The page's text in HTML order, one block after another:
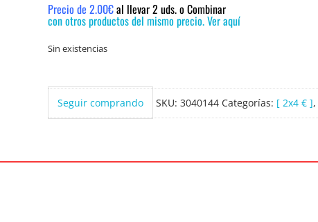
Precio de 2.00€al llevar 2 uds. o Combinar
con otros productos del mismo precio. Ver aquí
Sin existencias
Seguir comprando SKU: 3040144 Categorías: [ 2x4 € ],